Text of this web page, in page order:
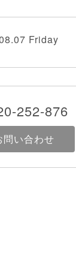
Friday
252-876
問い合わせ